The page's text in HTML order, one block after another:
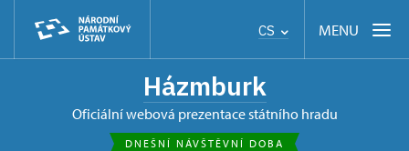
CS MENU
Házmburk
oficiální webová prezentace státního hradu
DNEŠNÍ NÁVŠTĚVNÍ DOBA